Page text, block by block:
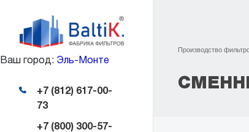
Ваш город: Эль-Монте
+7 (812) 617-00-
73
+7 (800) 300-57-
Производство